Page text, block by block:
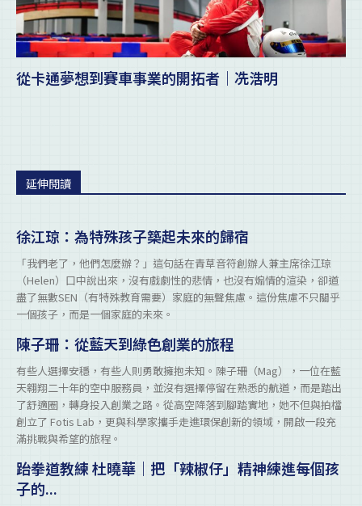
從卡通夢想到賽車事業的開拓者｜冼浩明
延伸閱讀
徐江琼：為特殊孩子築起未來的歸宿
「我們老了，他們怎麼辦？」這句話在青草音符創辦人兼主席徐江琼
（Helen）口中說出來，沒有戲劇性的悲情，也沒有煽情的渲染，卻道
盡了無數SEN（有特殊教育需要）家庭的無聲焦慮。這份焦慮不只關乎
一個孩子，而是一個家庭的未來。
陳子珊：從藍天到綠色創業的旅程
有些人選擇安穩，有些人則勇敢擁抱未知。陳子珊（Mag），一位在藍
天翱翔二十年的空中服務員，並沒有選擇停留在熟悉的航道，而是踏出
了舒適圈，轉身投入創業之路。從高空降落到腳踏實地，她不但與拍檔
創立了 Fotis Lab，更與科學家攜手走進環保創新的領域，開啟一段充
滿挑戰與希望的旅程。
跆拳道教練 杜曉華｜把「辣椒仔」精神練進每個孩
子的...